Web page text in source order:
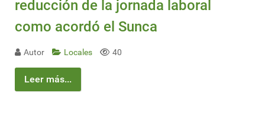
reducción de la jornada laboral
como acordó el Sunca
Autor Locales 40
Leer más...